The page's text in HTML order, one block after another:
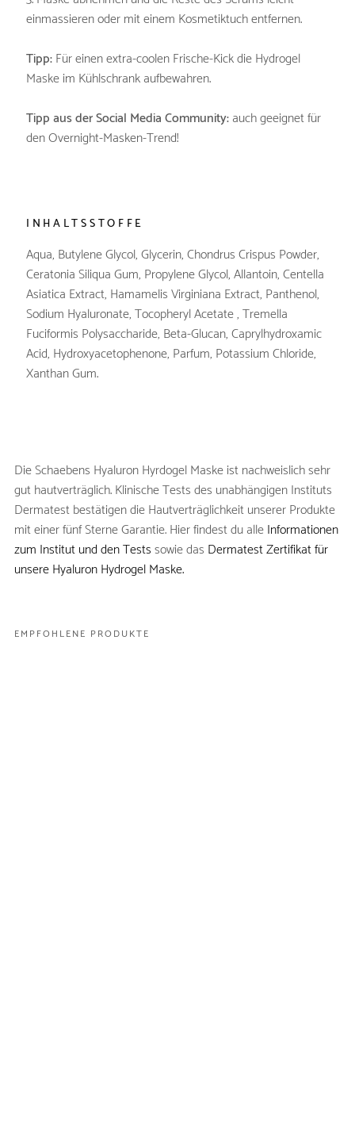
einmassieren oder mit einem Kosmetiktuch entfernen.
Tipp:Für einen extra-coolen Frische-Kick die Hydrogel
Maske im Kühlschrank aufbewahren.
Tipp aus der Social Media Community:auch geeignet für
den Overnight-Masken-Trend!
INHALTSSTOFFE
Aqua, Butylene Glycol, Glycerin, Chondrus Crispus Powder,
Ceratonia Siliqua Gum, Propylene Glycol, Allantoin, Centella
Asiatica Extract, Hamamelis Virginiana Extract, Panthenol,
Sodium Hyaluronate, Tocopheryl Acetate , Tremella
Fuciformis Polysaccharide, Beta-Glucan, Caprylhydroxamic
Acid, Hydroxyacetophenone, Parfum, Potassium Chloride,
Xanthan Gum.
Die Schaebens Hyaluron Hyrdogel Maske ist nachweislich sehr
gut hautverträglich. Klinische Tests des unabhängigen Instituts
Dermatest bestätigen die Hautverträglichkeit unserer Produkte
mit einer fünf Sterne Garantie. Hier findest du alleInformationen
zum Institut und den Testssowie das Dermatest Zertifikat für
unsere Hyaluron Hydrogel Maske.
H1 FÜR STRUKTUR
H2 FÜR STRUKTUR
H3 FÜR STRUKTUR
H4 FÜR STRUKTUR
H5 FÜR STRUKTUR
EMPFOHLENE PRODUKTE